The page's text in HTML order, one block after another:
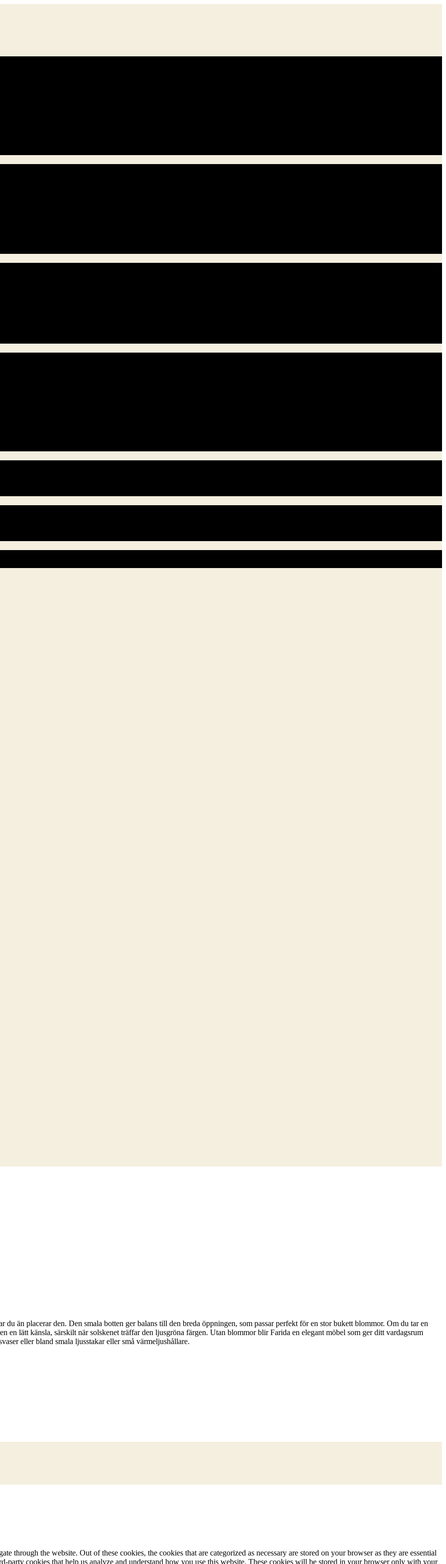
än placerar den. Den smala botten ger balans till den breda öppningen, som passar perfekt för en stor bukett blommor. Om du tar en
en lätt känsla, särskilt när solskenet träffar den ljusgröna färgen. Utan blommor blir Farida en elegant möbel som ger ditt vardagsrum
eller bland smala ljusstakar eller små värmeljushållare.
through the website. Out of these cookies, the cookies that are categorized as necessary are stored on your browser as they are essential
party cookies that help us analyze and understand how you use this website. These cookies will be stored in your browser only with your